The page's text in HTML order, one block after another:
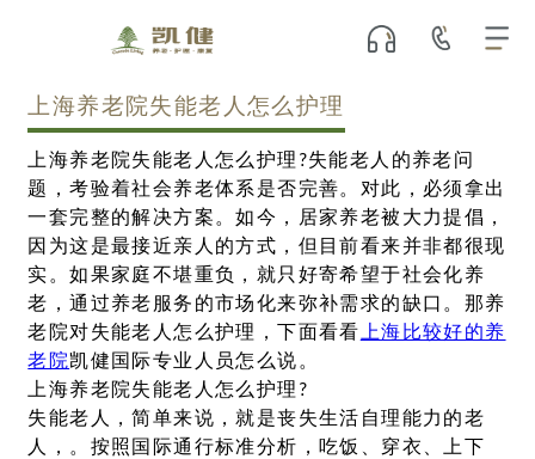
上海养老院失能老人怎么护理
上海养老院失能老人怎么护理?失能老人的养老问
题，考验着社会养老体系是否完善。对此，必须拿出
一套完整的解决方案。如今，居家养老被大力提倡，
因为这是最接近亲人的方式，但目前看来并非都很现
实。如果家庭不堪重负，就只好寄希望于社会化养
老，通过养老服务的市场化来弥补需求的缺口。那养
老院对失能老人怎么护理，下面看看上海比较好的养
老院凯健国际专业人员怎么说。
上海养老院失能老人怎么护理?
失能老人，简单来说，就是丧失生活自理能力的老
人，。按照国际通行标准分析，吃饭、穿衣、上下